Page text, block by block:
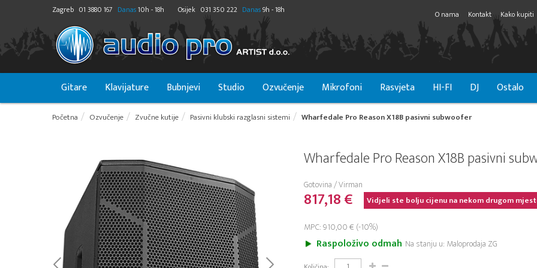
Zagreb 01 3880 167 Danas10h - 18h Osijek 031 350 222 Danas9h - 18h O nama Kontakt Kako kupiti
Gitare Klavijature Bubnjevi Studio Ozvučenje Mikrofoni Rasvjeta HI-FI DJ Ostalo
Početna Ozvučenje Zvučne kutije Pasivni klubski razglasni sistemi Wharfedale Pro Reason X18B pasivni subwoofer
Wharfedale Pro Reason X18B pasivni
Gotovina / Virman
817,18 € Vidjeli ste bolju cijenu na nekom drugom
MPC: 910,00 € (-10%)
Raspoloživo odmah Na stanju u: Maloprodaja ZG